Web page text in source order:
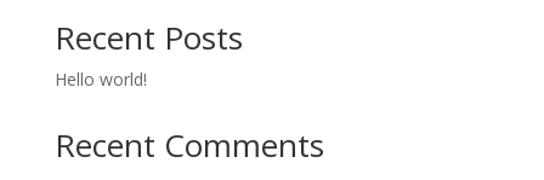
Recent Posts
Hello world!
Recent Comments